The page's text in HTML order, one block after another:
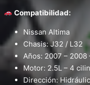
Compatibilidad:
Nissan Altima
Chasis: J32 / L32
Años: 2007 – 2008
Motor: 2.5L – 4
Dirección: